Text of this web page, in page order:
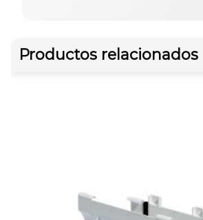
Productos relacionados